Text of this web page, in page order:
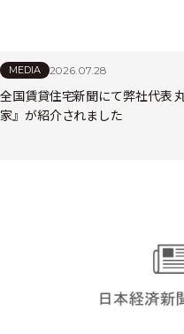
MEDIA 2026.07.28
全国賃貸住宅新聞にて弊社代表
家』が紹介されました